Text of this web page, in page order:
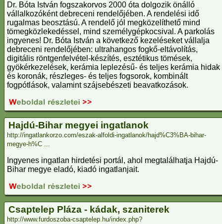
Dr. Bóta István fogszakorvos 2000 óta dolgozik önálló
vállalkozóként debreceni rendelőjében. A rendelési idő
rugalmas beosztású. A rendelő jól megközelíthető mind
tömegközlekedéssel, mind személygépkocsival. A parkolás
ingyenes! Dr. Bóta István a következő kezeléseket vállalja
debreceni rendelőjében: ultrahangos fogkő-eltávolítás,
digitális röntgenfelvétel-készítés, esztétikus tömések,
gyökérkezelések, kerámia leplezésű- és teljes kerámia hidak
és koronák, részleges- és teljes fogsorok, kombinált
fogpótlások, valamint szájsebészeti beavatkozások.
Hajdú-Bihar megyei ingatlanok
http://ingatlankorzo.com/eszak-alfoldi-ingatlanok/hajd%C3%BA-bihar-
megye-h%C ...
Ingyenes ingatlan hirdetési portál, ahol megtalálhatja Hajdú-
Bihar megye eladó, kiadó ingatlanjait.
Csaptelep Pláza - kádak, szaniterek
http://www.furdoszoba-csaptelep.hu/index.php?